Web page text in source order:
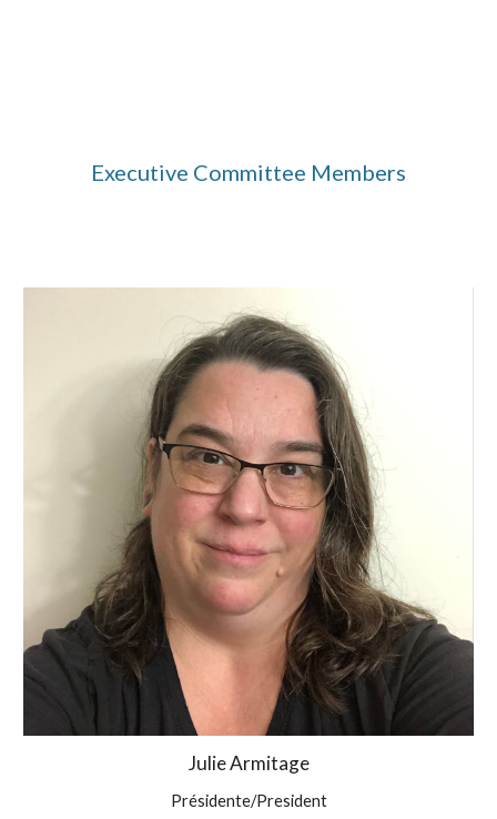
Executive Committee Members
Julie Armitage
Présidente/President